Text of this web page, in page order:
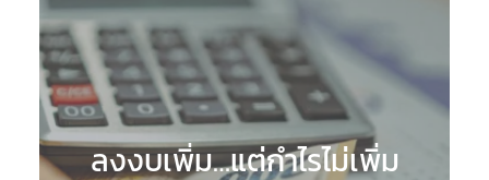
ลงงบเพิ่ม…แต่กำไรไม่เพิ่ม